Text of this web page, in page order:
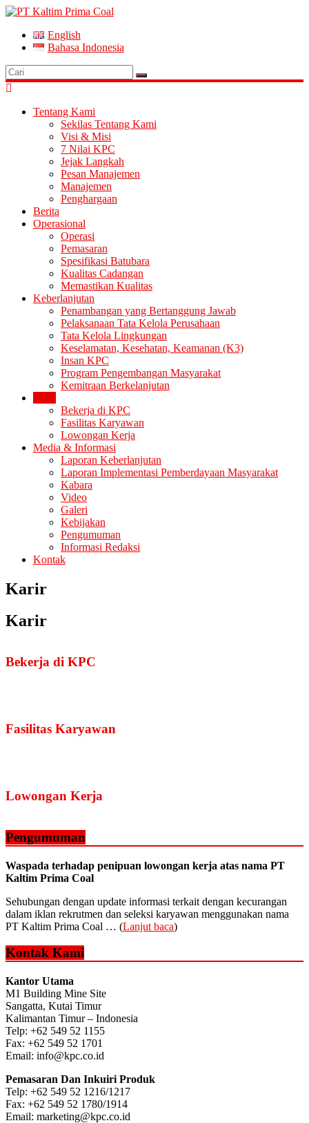
English
Bahasa Indonesia
Tentang Kami
Sekilas Tentang Kami
Visi & Misi
7 Nilai KPC
Jejak Langkah
Pesan Manajemen
Manajemen
Penghargaan
Berita
Operasional
Operasi
Pemasaran
Spesifikasi Batubara
Kualitas Cadangan
Memastikan Kualitas
Keberlanjutan
Penambangan yang Bertanggung Jawab
Pelaksanaan Tata Kelola Perusahaan
Tata Kelola Lingkungan
Keselamatan, Kesehatan, Keamanan (K3)
Insan KPC
Program Pengembangan Masyarakat
Kemitraan Berkelanjutan
Bekerja di KPC
Fasilitas Karyawan
Lowongan Kerja
Media & Informasi
Laporan Keberlanjutan
Laporan Implementasi Pemberdayaan Masyarakat
Kabara
Video
Galeri
Kebijakan
Pengumuman
Informasi Redaksi
Kontak
Karir
Karir
Bekerja di KPC
Fasilitas Karyawan
Lowongan Kerja
Pengumuman
Waspada terhadap penipuan lowongan kerja atas nama PT
Kaltim Prima Coal
Sehubungan dengan update informasi terkait dengan kecurangan
dalam iklan rekrutmen dan seleksi karyawan menggunakan nama
PT Kaltim Prima Coal … (Lanjut baca)
Kontak Kami
Kantor Utama
M1 Building Mine Site
Sangatta, Kutai Timur
Kalimantan Timur – Indonesia
Telp: +62 549 52 1155
Fax: +62 549 52 1701
Email: info@kpc.co.id
Pemasaran Dan Inkuiri Produk
Telp: +62 549 52 1216/1217
Fax: +62 549 52 1780/1914
Email: marketing@kpc.co.id